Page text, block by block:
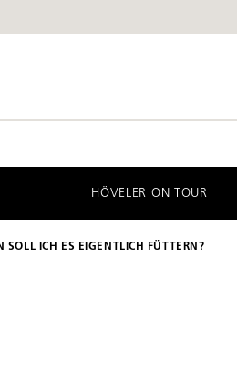
HÖVELER ON TOUR
ICH ES EIGENTLICH FÜTTERN?